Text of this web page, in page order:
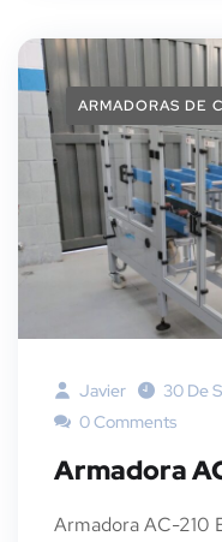
ARMADORAS DE
Javier
30 De
0 Comments
Armadora
Armadora AC-210